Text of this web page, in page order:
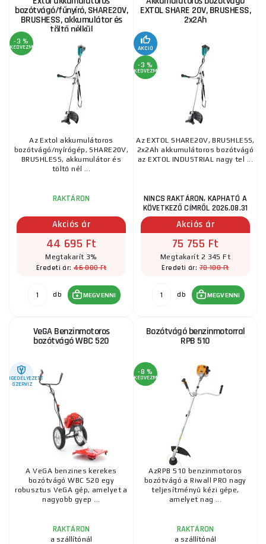
bozótvágó/fűnyíró, SHARE20V,
BRUSHESS, akkumulátor és
töltő nélkül
-3 %
KEDVEZMÉNY
Az Extol akkumulátoros
bozótvágó/nyírógép, SHARE20V,
BRUSHLESS, akkumulátor és
töltő nél ...
RAKTÁRON
Akciós ár
44 695 Ft
Megtakarít 3%
Eredeti ár:46 080 Ft
db MEGVENNI
EXTOL SHARE 20V, BRUSHESS,
2x2Ah
AKCIÓ
-3 %
KEDVEZMÉNY
Az EXTOL SHARE20V, BRUSHLESS,
2x2Ah akkumulátoros bozótvágó
az EXTOL INDUSTRIAL nagy tel ...
NINCS RAKTÁRON, KAPHATÓ A
KÖVETKEZŐ CÍMRŐL 2026.08.31
Akciós ár
75 755 Ft
Megtakarít 2 345 Ft
Eredeti ár:78 100 Ft
db MEGVENNI
VeGA Benzinmotoros
bozótvágó WBC 520
ENGEDÉLYEZETT
SZERVIZ
A VeGA benzines kerekes
bozótvágó WBC 520 egy
robusztus VeGA gép, amelyet a
nagyobb gyep ...
RAKTÁRON
a szállítónál
Bozótvágó benzinmotorral
RPB 510
-8 %
KEDVEZMÉNY
AzRPB 510 benzinmotoros
bozótvágó a Riwall PRO nagy
teljesítményű kézi gépe,
amelyet nag ...
RAKTÁRON
a szállítónál